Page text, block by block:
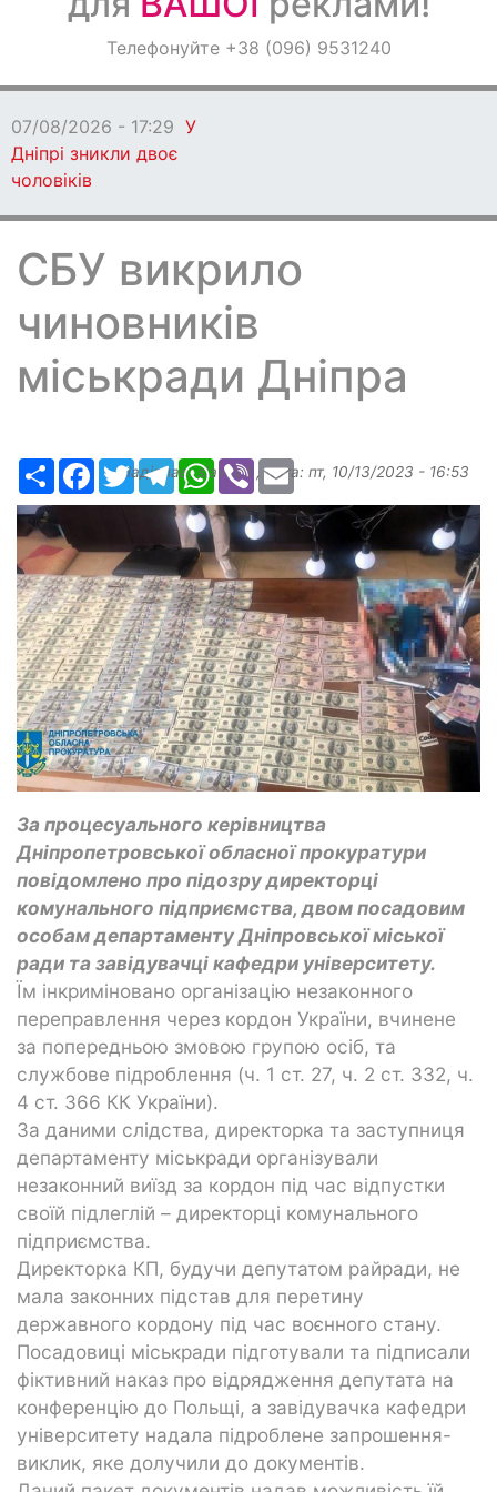
ОголошенняТелефонуйте +38 (096) 9531240
07/08/2026 - 17:29 У
Дніпрі зникли двоє
чоловіків
СБУ викрило
чиновників
міськради Дніпра
РесурсFacebook
TwitterTelegramWhatsApp
ViberEmail
Надіслав:slavkin1 , дата: пт, 10/13/2023 - 16:53
За процесуального керівництва
Дніпропетровської обласної прокуратури
повідомлено про підозру директорці
комунального підприємства, двом посадовим
особам департаменту Дніпровської міської
ради та завідувачці кафедри університету.
Їм інкриміновано організацію незаконного
переправлення через кордон України, вчинене
за попередньою змовою групою осіб, та
службове підроблення (ч. 1 ст. 27, ч. 2 ст. 332, ч.
4 ст. 366 КК України).
За даними слідства, директорка та заступниця
департаменту міськради організували
незаконний виїзд за кордон під час відпустки
своїй підлеглій – директорці комунального
підприємства.
Директорка КП, будучи депутатом райради, не
мала законних підстав для перетину
державного кордону під час воєнного стану.
Посадовиці міськради підготували та підписали
фіктивний наказ про відрядження депутата на
конференцію до Польщі, а завідувачка кафедри
університету надала підроблене запрошення-
виклик, яке долучили до документів.